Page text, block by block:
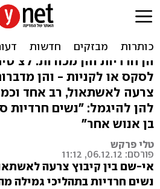
הלוחשות
רוכבות אל הגמילה
הן חרדיות והן מכורות:
לסקס או לקניות - והן
צרעה לאשתאול, רב אחד
להן להיגמל: "נשים חרדיות
בן אנוש אחר"
טלי פרקש
פורסם: 06.12.12, 11:12
אי-שם בין קיבוץ צרעה
נשים חרדיות בתהליכי גמילה